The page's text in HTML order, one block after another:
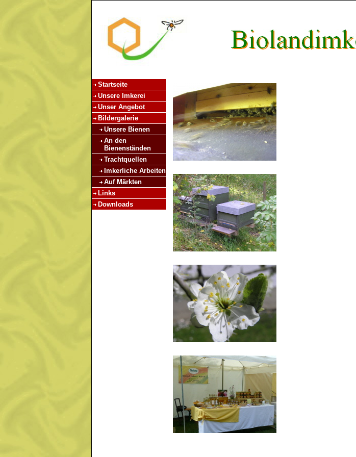
Startseite
Unsere Imkerei
Unser Angebot
Bildergalerie
Unsere Bienen
An den
Bienenständen
Trachtquellen
Imkerliche Arbeiten
Auf Märkten
Links
Downloads